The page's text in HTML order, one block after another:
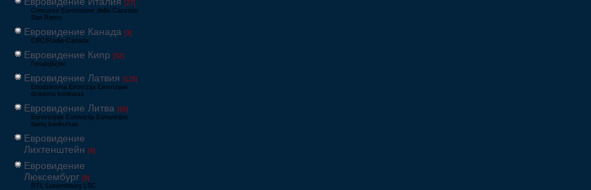
[27]
Concorso Eurovisione della Canzone
San Remo
Евровидение Канада [3]
CBC/Radio-Canada
Евровидение Кипр [52]
Γιουροβίζιον
Евровидение Латвия [125]
Eirodziesma Eirovīzija Eirovīzijas
dziesmu konkurss
Евровидение Литва [65]
Eurovizijoje Eurovizija Eurovizijos
dainų konkursas
Евровидение
Лихтенштейн [6]
Евровидение
Люксембург [6]
RTL Luxembourg LSC